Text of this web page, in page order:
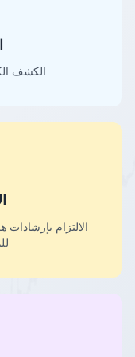
الكشف
الالتزام بإرشادات